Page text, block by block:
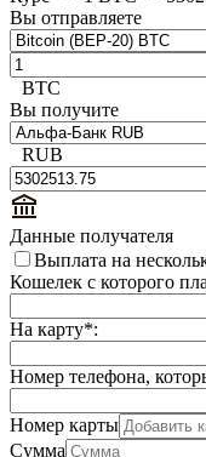
Вы отправляете
BTC
Вы получите
RUB
Данные получателя
Выплата на
Кошелек с которого
На карту*:
Номер телефона,
Номер карты
Сумма